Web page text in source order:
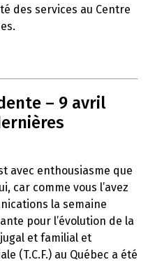
des services au Centre
– 9 avril
avec enthousiasme que
car comme vous l’avez
la semaine
pour l’évolution de la
et familial et
(T.C.F.) au Québec a été